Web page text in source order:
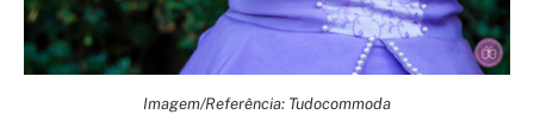
Imagem/Referência: Tudocommoda